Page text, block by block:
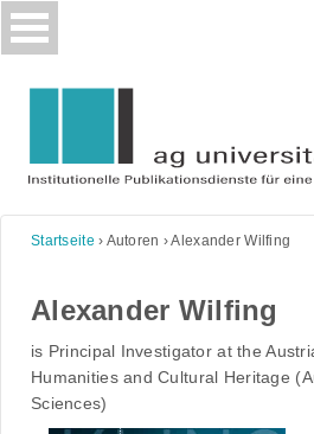
Skip
to
Startseite › Autoren ›Alexander Wilfing
Alexander Wilfing
is Principal Investigator at the
Humanities and Cultural Heritage
Sciences)